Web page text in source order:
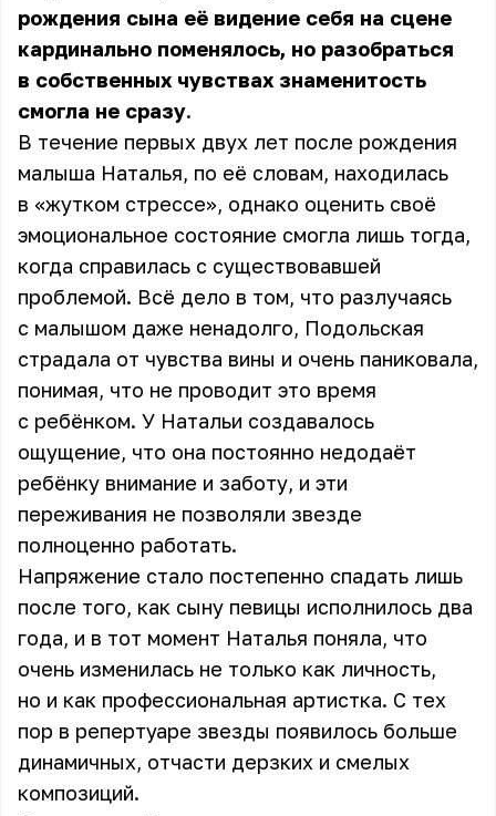
рождения сына её видение себя на сцене
кардинально поменялось, но разобраться
в собственных чувствах знаменитость
смогла не сразу.
В течение первых двух лет после рождения
малыша Наталья, по её словам, находилась
в «жутком стрессе», однако оценить своё
эмоциональное состояние смогла лишь тогда,
когда справилась с существовавшей
проблемой. Всё дело в том, что разлучаясь
с малышом даже ненадолго, Подольская
страдала от чувства вины и очень паниковала,
понимая, что не проводит это время
с ребёнком. У Натальи создавалось
ощущение, что она постоянно недодаёт
ребёнку внимание и заботу, и эти
переживания не позволяли звезде
полноценно работать.
Напряжение стало постепенно спадать лишь
после того, как сыну певицы исполнилось два
года, и в тот момент Наталья поняла, что
очень изменилась не только как личность,
но и как профессиональная артистка. С тех
пор в репертуаре звезды появилось больше
динамичных, отчасти дерзких и смелых
композиций.